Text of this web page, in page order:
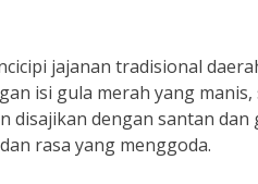
jajanan tradisional
isi gula merah yang
disajikan dengan santan
rasa yang menggoda.